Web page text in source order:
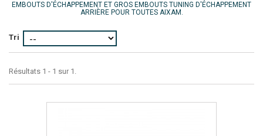
EMBOUTS D'ÉCHAPPEMENT ET GROS EMBOUTS TUNING D'ÉCHAPPEMENT
ARRIÈRE POUR TOUTES AIXAM.
Tri
Résultats 1 - 1 sur 1.